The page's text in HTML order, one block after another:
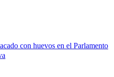
con huevos en el Parlamento